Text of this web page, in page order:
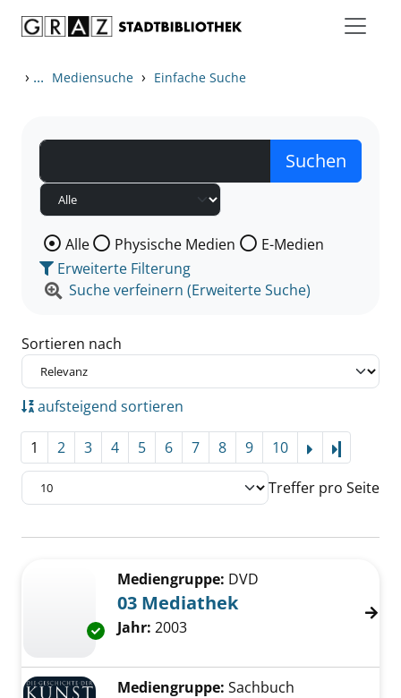
› ... Mediensuche › Einfache Suche
Wählen Sie die Medienart nach der Sie suchen wollen.
Alle Physische Medien
E-Medien
Erweiterte Filterung
Suche verfeinern (Erweiterte Suche)
Sortieren nach
aufsteigend sortieren
1 2 3 4 5 6 7 8 9 10
Treffer pro Seite
Zu den Suchfiltern springen
Exemplar-Details von 03 Mediathek anzeigen
Mediengruppe: DVD
03 Mediathek
Suche nach diesem Verfasser
Jahr: 2003
Mediengruppe: Sachbuch